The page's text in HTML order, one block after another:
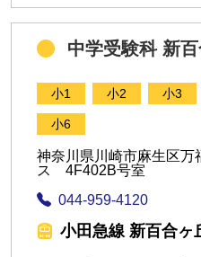
中学受験科 新
小1 小2 小3
小6
神奈川県川崎市麻生区万
ス 4F402B号室
044-959-4120
小田急線 新百合ヶ